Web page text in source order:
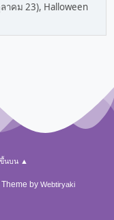
าคม 23), Halloween
ขึ้นบน ▲
Theme by Webtiryaki